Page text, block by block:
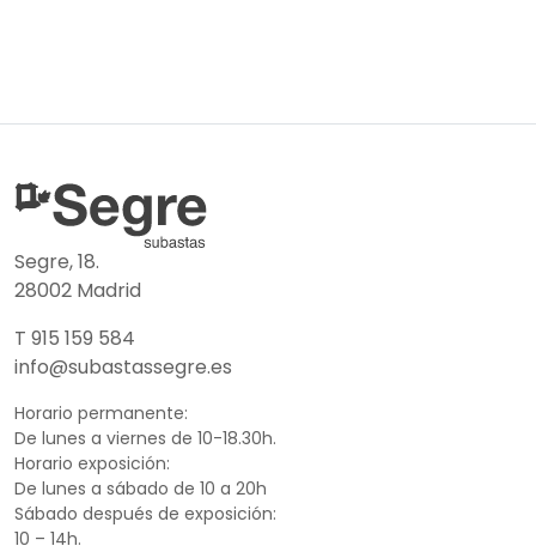
Segre, 18.
28002 Madrid
T 915 159 584
info@subastassegre.es
Horario permanente:
De lunes a viernes de 10-18.30h.
Horario exposición:
De lunes a sábado de 10 a 20h
Sábado después de exposición:
10 – 14h.